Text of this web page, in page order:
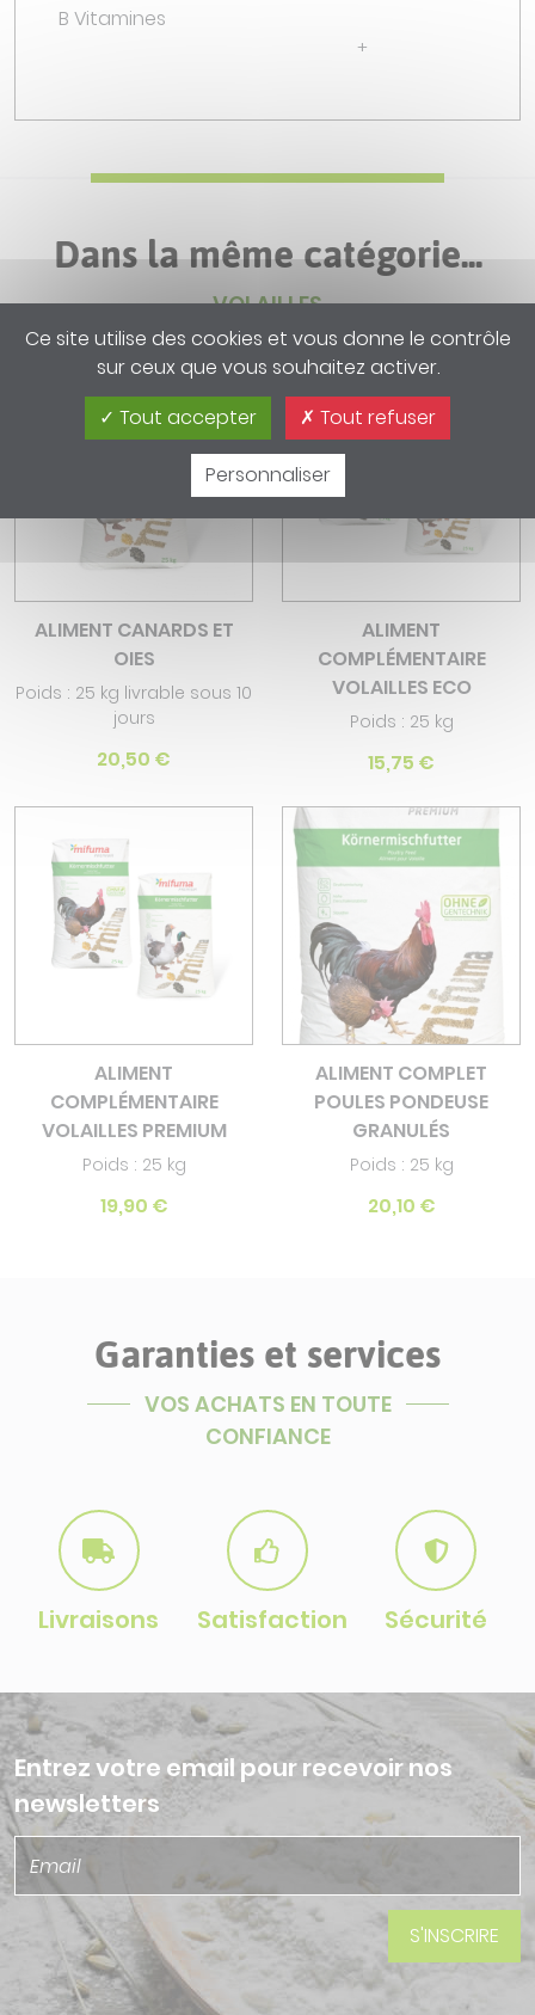
B Vitamines
+
Dans la même catégorie...
VOLAILLES
ALIMENT CANARDS ET
OIES
Poids : 25 kg livrable sous 10
jours
20,50 €
ALIMENT
COMPLÉMENTAIRE
VOLAILLES ECO
Poids : 25 kg
15,75 €
ALIMENT
COMPLÉMENTAIRE
VOLAILLES PREMIUM
Poids : 25 kg
19,90 €
ALIMENT COMPLET
POULES PONDEUSE
GRANULÉS
Poids : 25 kg
20,10 €
Garanties et services
VOS ACHATS EN TOUTE
CONFIANCE
Livraisons Satisfaction Sécurité
Entrez votre email pour recevoir nos
newsletters
Ce site utilise des cookies et vous donne le contrôle
sur ceux que vous souhaitez activer.
Tout accepter
Tout refuser
Personnaliser